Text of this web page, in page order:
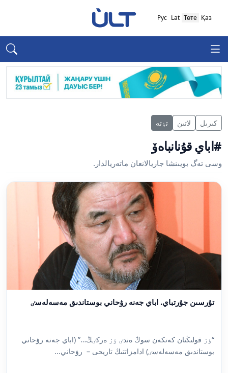
Қаз
Төте
Lat
Рус
كىرىل لاتىن تٶتە
#اباي قۇنانباەۆ
وسى تەگ بويىنشا جاريالانعان ماتەريالدار.
تۇرسىن جۇرتباي. اباي جەنە رۋحاني بوستاندىق مەسەلەسٸ
“ٶز قولىڭنان كەتكەن سوڭ ەندٸ ٶز ەركٸڭ…” (اباي جەنە رۋحاني
بوستاندىق مەسەلەسٸ) ادامزاتتىڭ تاريحى – رۋحاني...